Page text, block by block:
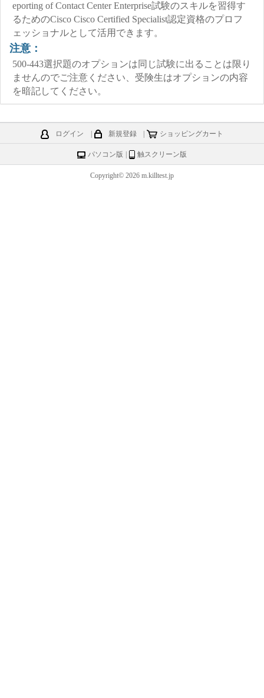
eporting of Contact Center Enterprise試験のスキルを習得す
るためのCisco Cisco Certified Specialist認定資格のプロフ
ェッショナルとして活用できます。
注意：
500-443選択題のオプションは同じ試験に出ることは限り
ませんのでご注意ください、受険生はオプションの内容
を暗記してください。
ログイン 新規登録 ショッピングカート
パソコン版 触スクリーン版
Copyright© 2026 m.killtest.jp